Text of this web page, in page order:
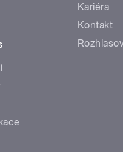
Kariéra
Kontakt